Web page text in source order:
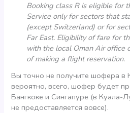
Booking class R is eligible for
Service only for sectors that
(except Switzerland) or for
Far East. Eligibility of fare for
with the local Oman Air office
of making a flight reservation.
Вы точно не получите шофера в
вероятно, всего, шофер будет
Бангкоке и Сингапуре (в Куала-
не предоставляется вовсе).